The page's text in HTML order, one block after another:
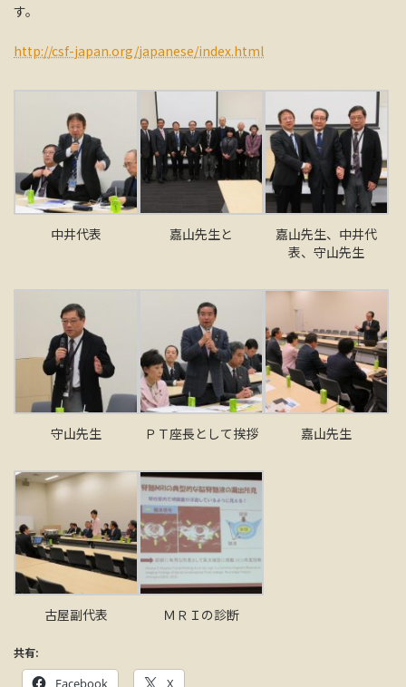
す。
http://csf-japan.org/japanese/index.html
中井代表 嘉山先生と
嘉山先生、中井代
表、守山先生
守山先生 ＰＴ座長として挨拶 嘉山先生
古屋副代表 ＭＲＩの診断
共有:
Facebook X